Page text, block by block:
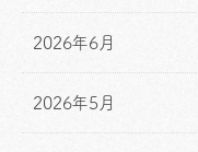
2026年6月
2026年5月